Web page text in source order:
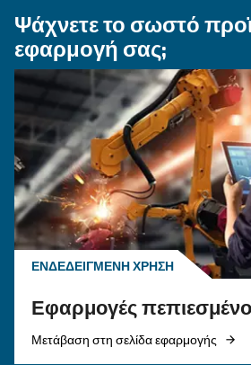
Πεπιεσμένος
γεωργία: Γιατί ο
Πεπιεσμένος αέρας στη
ανακαλύψτε τις
διαχείριση
αεροσυμπιεστών είναι
αποδοτικότητα.